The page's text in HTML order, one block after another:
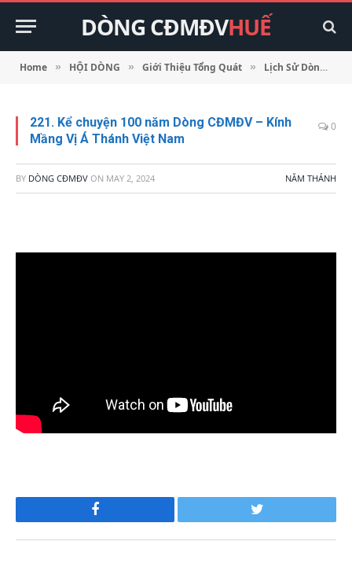
DÒNG CĐMĐVHUẾ
Home » HỘI DÒNG » Giới Thiệu Tổng Quát » Lịch Sử Dòng
221. Kể chuyện 100 năm Dòng CĐMĐV – Kính
Mầng Vị Á Thánh Việt Nam
0
BY DÒNG CĐMĐV ON MAY 2, 2024 NĂM THÁNH
Facebook Twitter